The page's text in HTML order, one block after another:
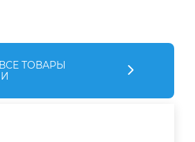
ТОВАРЫ